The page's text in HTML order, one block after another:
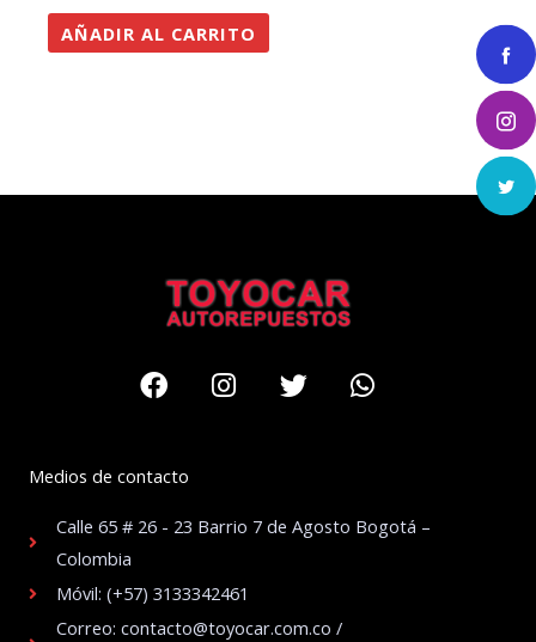
AÑADIR AL CARRITO
FacebookInstagram
TwitterWhatsapp
Medios de contacto
Calle 65 # 26 - 23 Barrio 7 de Agosto Bogotá –
Colombia
Móvil: (+57) 3133342461
Correo: contacto@toyocar.com.co /